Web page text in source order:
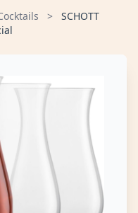
>
SCHOTT